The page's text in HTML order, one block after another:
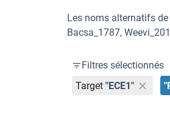
Les noms alternatifs de
Bacsa_1787,
Filtres sélectionnés
Target "ECE1"